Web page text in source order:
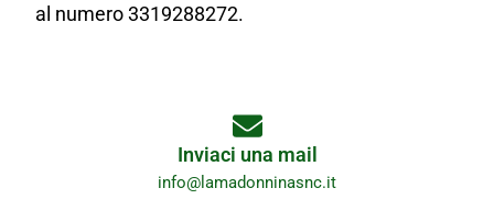
al numero 3319288272.
Inviaci una mail
info@lamadonninasnc.it